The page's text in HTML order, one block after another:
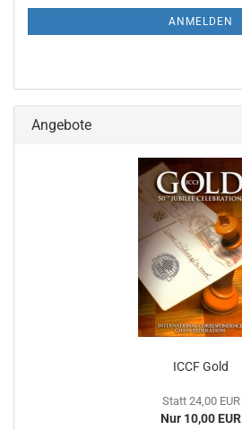
ANMELDEN
Angebote
ICCF Gold
Statt 24,00 EUR
Nur 10,00 EUR